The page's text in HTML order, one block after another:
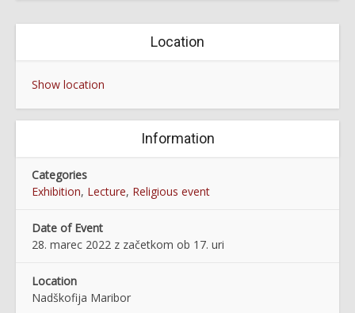
Location
Show location
Information
Categories
Exhibition, Lecture, Religious event
Date of Event
28. marec 2022 z začetkom ob 17. uri
Location
Nadškofija Maribor